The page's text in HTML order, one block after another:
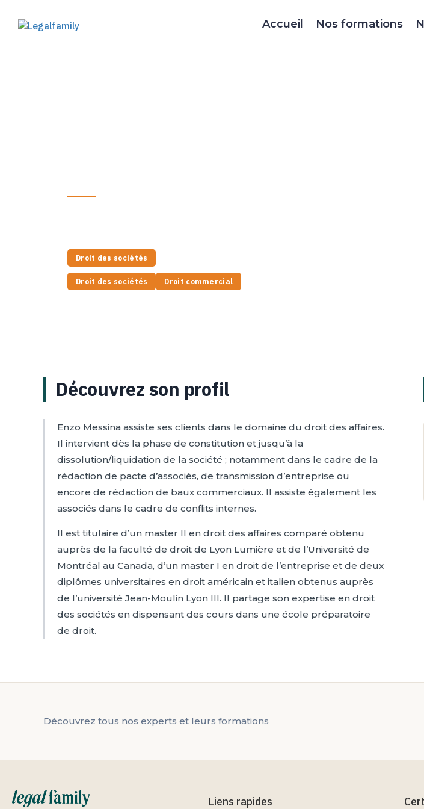
Accueil Nos formations
Droit des sociétés
Droit des sociétés Droit commercial
Découvrez son profil
Enzo Messina assiste ses clients dans le domaine du droit des affaires.
Il intervient dès la phase de constitution et jusqu’à la
dissolution/liquidation de la société ; notamment dans le cadre de la
rédaction de pacte d’associés, de transmission d’entreprise ou
encore de rédaction de baux commerciaux. Il assiste également les
associés dans le cadre de conflits internes.
Il est titulaire d’un master II en droit des affaires comparé obtenu
auprès de la faculté de droit de Lyon Lumière et de l’Université de
Montréal au Canada, d’un master I en droit de l’entreprise et de deux
diplômes universitaires en droit américain et italien obtenus auprès
de l’université Jean-Moulin Lyon III. Il partage son expertise en droit
des sociétés en dispensant des cours dans une école préparatoire
de droit.
Découvrez tous nos experts et leurs formations
Liens rapides